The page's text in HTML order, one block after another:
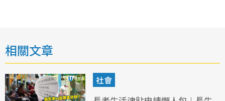
相關文章
社會